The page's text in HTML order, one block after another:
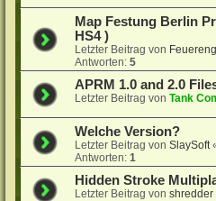
Map Festung Berlin
HS4 )
Letzter Beitrag von
Antworten:5
APRM 1.0 and 2.0
Letzter Beitrag vonTank
Welche Version?
Letzter Beitrag vonSlaySoft
Antworten:1
Hidden Stroke
Letzter Beitrag vonshredder